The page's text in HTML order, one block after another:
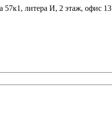
57к1, литера И, 2 этаж, офис 13